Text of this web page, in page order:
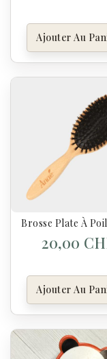
Ajouter Au
Brosse Plate À
20,00
Ajouter Au